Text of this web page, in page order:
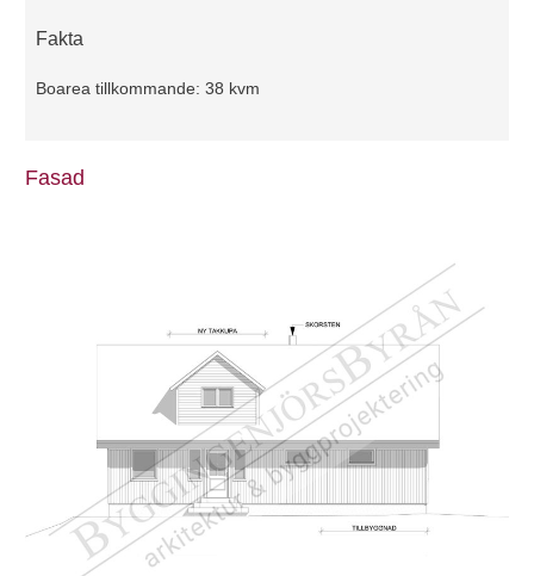
Fakta
Boarea tillkommande: 38 kvm
Fasad